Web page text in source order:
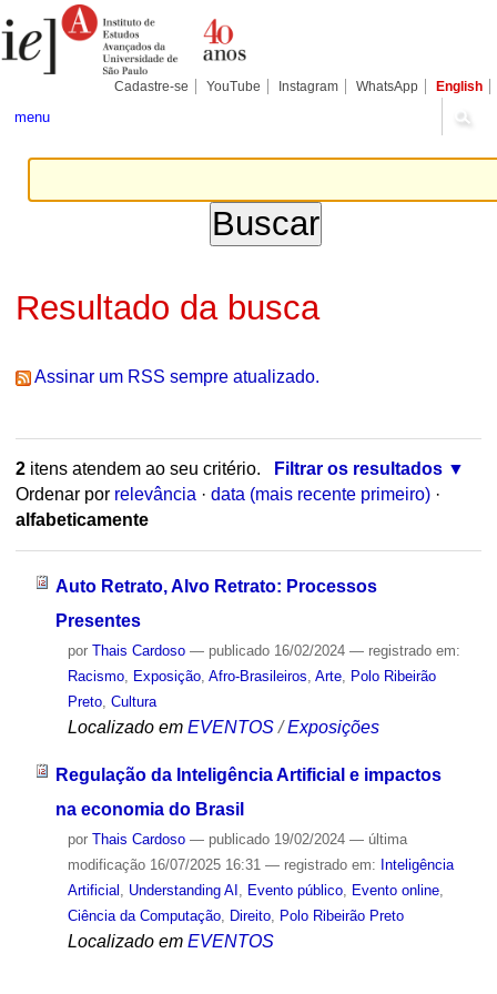
para
conteúdo.
Pessoais
Cadastre-se YouTube Instagram WhatsApp English
menu
Resultado da busca
Assinar um RSS sempre atualizado.
2itens atendem ao seu critério.
Filtrar os resultados
Ordenar por relevância · data (mais recente primeiro) ·
alfabeticamente
Auto Retrato, Alvo Retrato: Processos
Presentes
por Thais Cardoso — publicado16/02/2024 — registrado em:
Racismo, Exposição, Afro-Brasileiros Arte,
Polo Ribeirão
Preto, Cultura
Localizado em EVENTOS /Exposições
Regulação da Inteligência Artificial e impactos
na economia do Brasil
por Thais Cardoso — publicado19/02/2024 — última
modificação16/07/2025 16:31 — registrado em: Inteligência
Artificial
Understanding AI Evento público, Evento online,
Ciência da Computação, Direito, Polo Ribeirão Preto
Localizado em EVENTOS